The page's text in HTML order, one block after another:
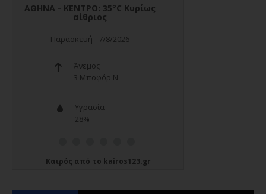
Καιρός από το kairos123.gr